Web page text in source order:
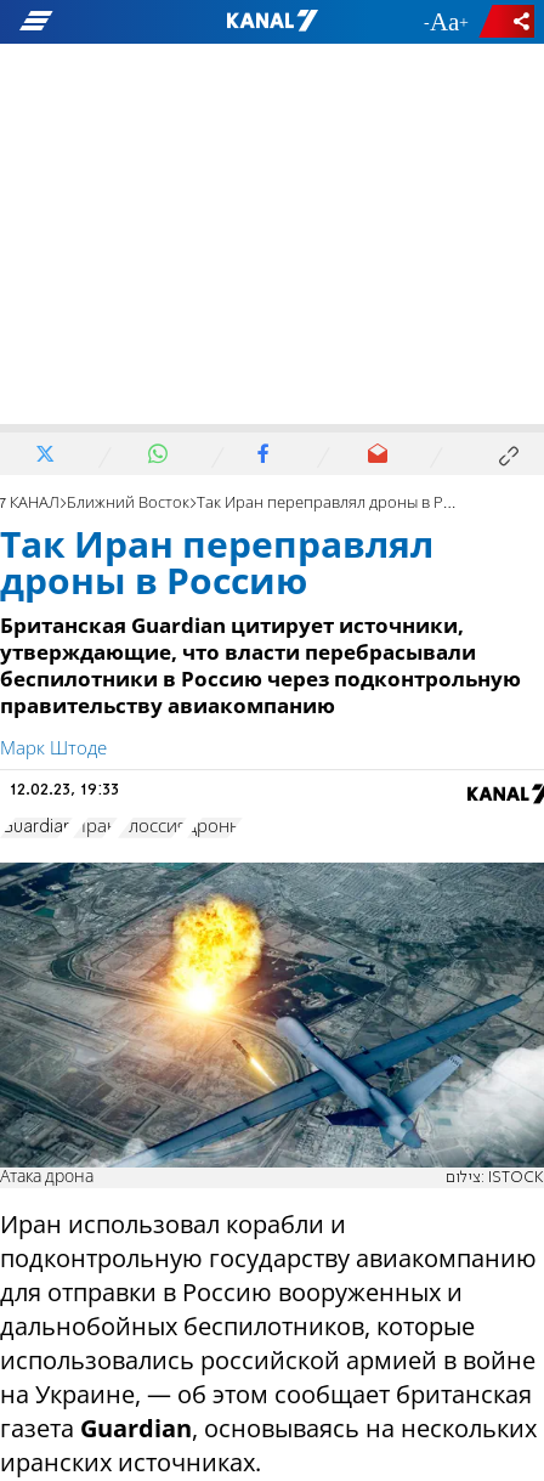
- +
7 КАНАЛ Ближний Восток Так Иран переправлял дроны в Россию
Так Иран переправлял
дроны в Россию
Британская Guardian цитирует источники,
утверждающие, что власти перебрасывали
беспилотники в Россию через подконтрольную
правительству авиакомпанию
Марк Штоде
12.02.23, 19:33
Guardian Иран Рлоссия дроны
Атака дрона צילום: ISTOCK
Иран использовал корабли и
подконтрольную государству авиакомпанию
для отправки в Россию вооруженных и
дальнобойных беспилотников, которые
использовались российской армией в войне
на Украине, — об этом сообщает британская
газета Guardian, основываясь на нескольких
иранских источниках.